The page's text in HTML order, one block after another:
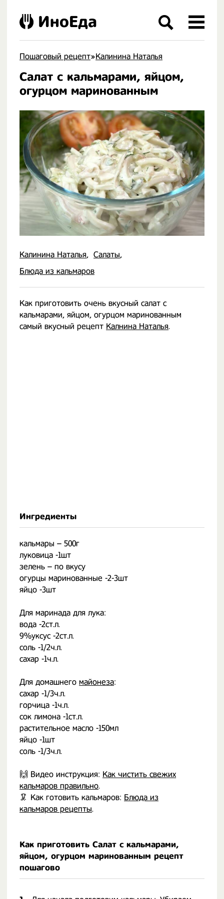
Пошаговый рецепт»Калинина Наталья
Салат с кальмарами, яйцом,
огурцом маринованным
Калинина Наталья
Салаты
Блюда из кальмаров
Как приготовить очень вкусный салат с
кальмарами, яйцом, огурцом маринованным
самый вкусный рецепт Калнина Наталья.
Ингредиенты
кальмары – 500г
луковица -1шт
зелень – по вкусу
огурцы маринованные -2-3шт
яйцо -3шт
Для маринада для лука:
вода -2ст.л.
9%уксус -2ст.л.
соль -1/2ч.л.
сахар -1ч.л.
Для домашнего майонеза:
сахар -1/3ч.л.
горчица -1ч.л.
сок лимона -1ст.л.
растительное масло -150мл
яйцо -1шт
соль -1/3ч.л.
🙌 Видео инструкция: Как чистить свежих
кальмаров правильно.
🦑 Как готовить кальмаров: Блюда из
кальмаров рецепты.
Как приготовить Салат с кальмарами,
яйцом, огурцом маринованным рецепт
пошагово
ИноЕда